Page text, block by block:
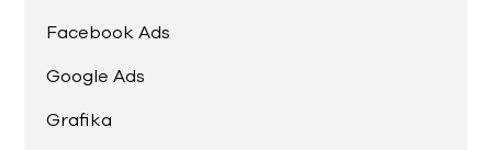
Facebook Ads
Google Ads
Grafika